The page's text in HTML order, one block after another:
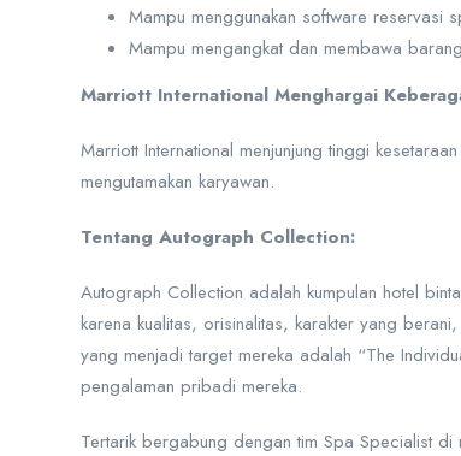
Mampu menggunakan software reservasi
Mampu mengangkat dan membawa
Marriott International Menghargai
Marriott International menjunjung tinggi
mengutamakan karyawan.
Tentang Autograph Collection:
Autograph Collection adalah kumpulan hotel
karena kualitas, orisinalitas, karakter yang
yang menjadi target mereka adalah “The
pengalaman pribadi mereka.
Tertarik bergabung dengan tim Spa Specialist